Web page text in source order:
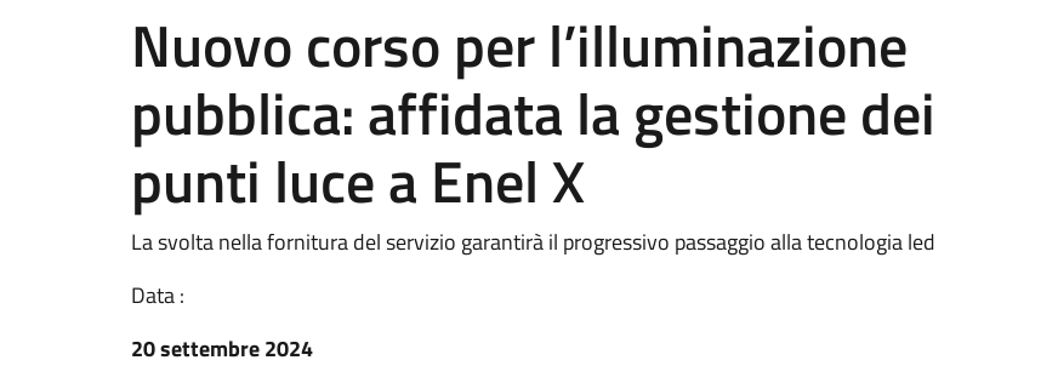
Nuovo corso per l’illuminazione
pubblica: affidata la gestione dei
punti luce a Enel X
La svolta nella fornitura del servizio garantirà il progressivo passaggio alla tecnologia led
Data :
20 settembre 2024